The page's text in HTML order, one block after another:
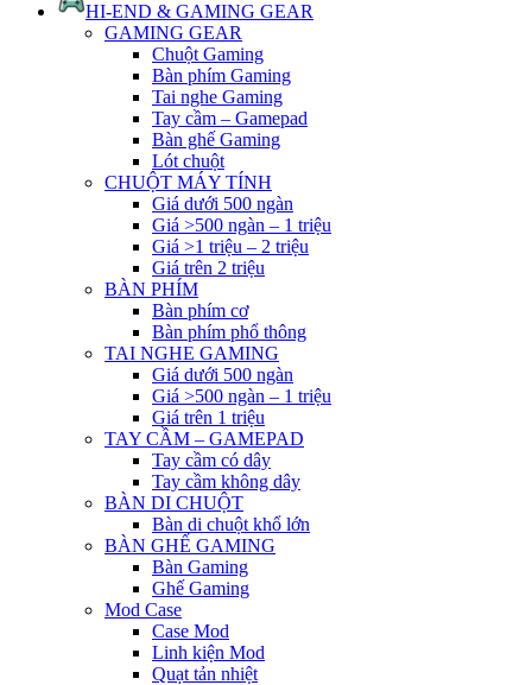
HI-END & GAMING GEAR
GAMING GEAR
Chuột Gaming
Bàn phím Gaming
Tai nghe Gaming
Tay cầm – Gamepad
Bàn ghế Gaming
Lót chuột
CHUỘT MÁY TÍNH
Giá dưới 500 ngàn
Giá >500 ngàn – 1 triệu
Giá >1 triệu – 2 triệu
Giá trên 2 triệu
BÀN PHÍM
Bàn phím cơ
Bàn phím phổ thông
TAI NGHE GAMING
Giá dưới 500 ngàn
Giá >500 ngàn – 1 triệu
Giá trên 1 triệu
TAY CẦM – GAMEPAD
Tay cầm có dây
Tay cầm không dây
BÀN DI CHUỘT
Bàn di chuột khổ lớn
BÀN GHẾ GAMING
Bàn Gaming
Ghế Gaming
Mod Case
Case Mod
Linh kiện Mod
Quạt tản nhiệt